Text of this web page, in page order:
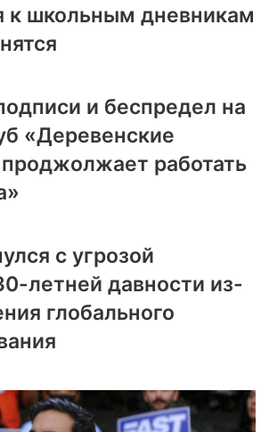
к школьным дневникам
и беспредел на
«Деревенские
работать
с угрозой
летней давности из-
глобального